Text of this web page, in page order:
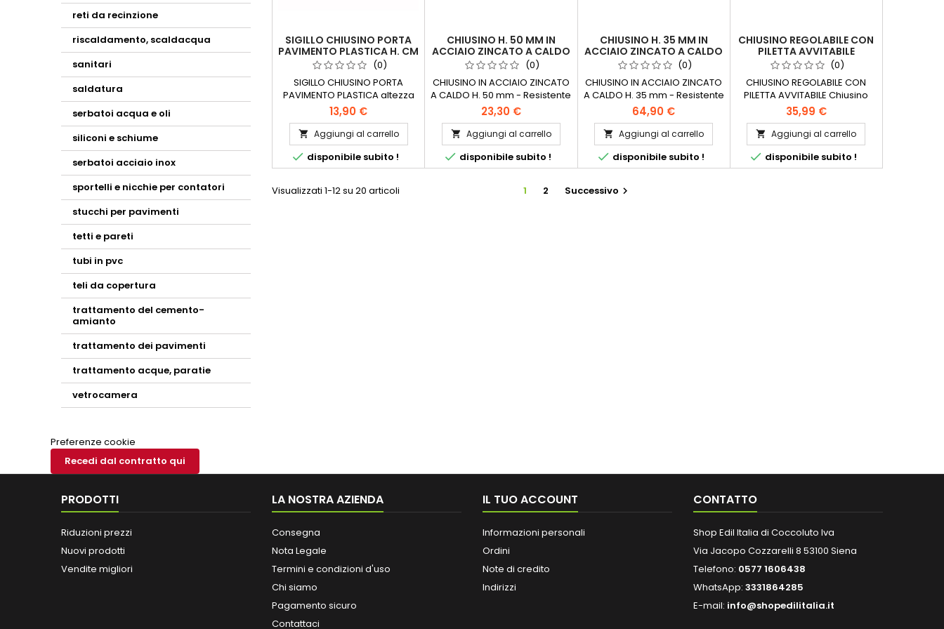
reti da recinzione
riscaldamento, scaldacqua
sanitari
saldatura
serbatoi acqua e oli
siliconi e schiume
serbatoi acciaio inox
sportelli e nicchie per contatori
stucchi per pavimenti
tetti e pareti
tubi in pvc
teli da copertura
trattamento del cemento-
amianto
trattamento dei pavimenti
trattamento acque, paratie
vetrocamera
SIGILLO CHIUSINO PORTA
PAVIMENTO PLASTICA H. CM
4
(0)
SIGILLO CHIUSINO PORTA
PAVIMENTO PLASTICA altezza
cm 4 Indispensabile oggetto
porta pavimento per i vostri
marciapiedi, ingressi, piazzali,
ecc.permette di "nascondere"
un pozzetto con il pavimento
stesso !!!!!!! disponibile
40x40
13,90 €
 Aggiungi al carrello
 disponibile subito !
CHIUSINO H. 50 MM IN
ACCIAIO ZINCATO A CALDO
COPERCHIO POZZETTO
(0)
CHIUSINO IN ACCIAIO ZINCATO
A CALDO H. 50 mm - Resistente
agli urti- Acciaio zincato a
caldo- Disponibile in diverse
dimensioni
23,30 €
 Aggiungi al carrello
 disponibile subito !
CHIUSINO H. 35 MM IN
ACCIAIO ZINCATO A CALDO
COPERCHIO POZZETTO
(0)
CHIUSINO IN ACCIAIO ZINCATO
A CALDO H. 35 mm - Resistente
agli urti- Acciaio zincato a
caldo- Disponibile in diverse
dimensioni
64,90 €
 Aggiungi al carrello
 disponibile subito !
CHIUSINO REGOLABILE CON
PILETTA AVVITABILE
(0)
CHIUSINO REGOLABILE CON
PILETTA AVVITABILE Chiusino
sifonato con scarico laterale
in ABS, regolabile in
altezza,telaio superiore,
griglia e coperchio in acciaio
inox AISI 304. COD. ER044
35,99 €
 Aggiungi al carrello
 disponibile subito !
Visualizzati 1-12 su 20 articoli 1 2 Successivo 
Preferenze cookie
Recedi dal contratto qui
PRODOTTI
Riduzioni prezzi
Nuovi prodotti
Vendite migliori
LA NOSTRA AZIENDA
Consegna
Nota Legale
Termini e condizioni d'uso
Chi siamo
Pagamento sicuro
Contattaci
IL TUO ACCOUNT
Informazioni personali
Ordini
Note di credito
Indirizzi
CONTATTO
Shop Edil Italia di Coccoluto Iva
Via Jacopo Cozzarelli 8 53100 Siena
Telefono: 0577 1606438
WhatsApp: 3331864285
E-mail: info@shopedilitalia.it